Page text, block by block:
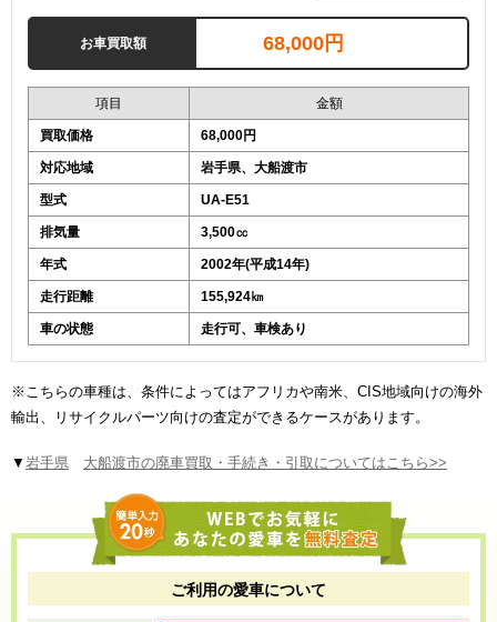
お車買取額 68,000円
項目 金額
買取価格 68,000円
対応地域 岩手県、大船渡市
型式 UA-E51
排気量 3,500㏄
年式 2002年(平成14年)
走行距離 155,924㎞
車の状態 走行可、車検あり
※こちらの車種は、条件によってはアフリカや南米、CIS地域向けの海外
輸出、リサイクルパーツ向けの査定ができるケースがあります。
▼ 岩手県 大船渡市の廃車買取・手続き・引取についてはこちら>>
ご利用の愛車について